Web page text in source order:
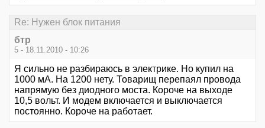
Re: Нужен блок питания
бтр
5 - 18.11.2010 - 10:26
Я сильно не разбираюсь в электрике. Но купил на
1000 мА. На 1200 нету. Товарищ перепаял провода
напрямую без диодного моста. Короче на выходе
10,5 вольт. И модем включается и выключается
постоянно. Короче на работает.